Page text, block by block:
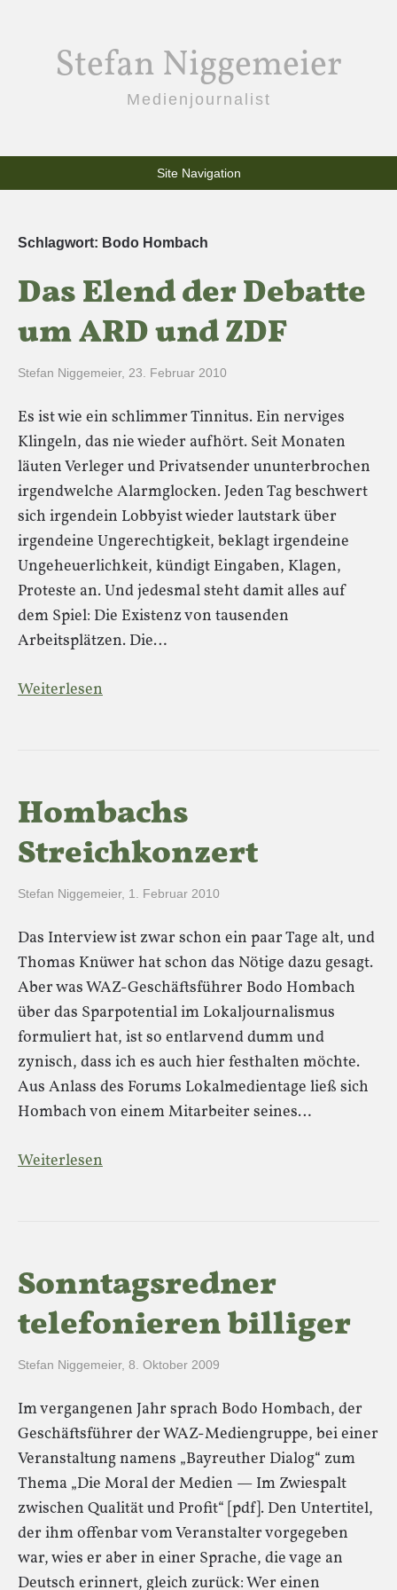
Stefan Niggemeier
Medienjournalist
Site Navigation
Schlagwort: Bodo Hombach
Das Elend der Debatte
um ARD und ZDF
Stefan Niggemeier, 23. Februar 2010
Es ist wie ein schlimmer Tinnitus. Ein nerviges
Klingeln, das nie wieder aufhört. Seit Monaten
läuten Verleger und Privatsender ununterbrochen
irgendwelche Alarmglocken. Jeden Tag beschwert
sich irgendein Lobbyist wieder lautstark über
irgendeine Ungerechtigkeit, beklagt irgendeine
Ungeheuerlichkeit, kündigt Eingaben, Klagen,
Proteste an. Und jedesmal steht damit alles auf
dem Spiel: Die Existenz von tausenden
Arbeitsplätzen. Die…
Weiterlesen
Hombachs
Streichkonzert
Stefan Niggemeier, 1. Februar 2010
Das Interview ist zwar schon ein paar Tage alt, und
Thomas Knüwer hat schon das Nötige dazu gesagt.
Aber was WAZ-Geschäftsführer Bodo Hombach
über das Sparpotential im Lokaljournalismus
formuliert hat, ist so entlarvend dumm und
zynisch, dass ich es auch hier festhalten möchte.
Aus Anlass des Forums Lokalmedientage ließ sich
Hombach von einem Mitarbeiter seines…
Weiterlesen
Sonntagsredner
telefonieren billiger
Stefan Niggemeier, 8. Oktober 2009
Im vergangenen Jahr sprach Bodo Hombach, der
Geschäftsführer der WAZ-Mediengruppe, bei einer
Veranstaltung namens „Bayreuther Dialog“ zum
Thema „Die Moral der Medien — Im Zwiespalt
zwischen Qualität und Profit“ [pdf]. Den Untertitel,
der ihm offenbar vom Veranstalter vorgegeben
war, wies er aber in einer Sprache, die vage an
Deutsch erinnert, gleich zurück: Wer einen